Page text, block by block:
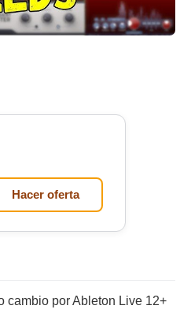
Hacer oferta
cambio por Ableton Live 12+